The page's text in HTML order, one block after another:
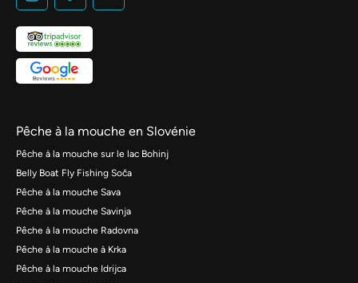
Pêche à la mouche en Slovénie
Pêche à la mouche sur le lac Bohinj
Belly Boat Fly Fishing Soča
Pêche à la mouche Sava
Pêche à la mouche Savinja
Pêche à la mouche Radovna
Pêche à la mouche à Krka
Pêche à la mouche Idrijca